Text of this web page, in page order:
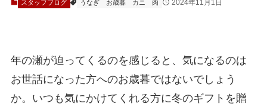
スタッフブログ うなぎ お歳暮 カニ 肉 2024年11月1日
年の瀬が迫ってくるのを感じると、気になるのは
お世話になった方へのお歳暮ではないでしょう
か。いつも気にかけてくれる方に冬のギフトを贈